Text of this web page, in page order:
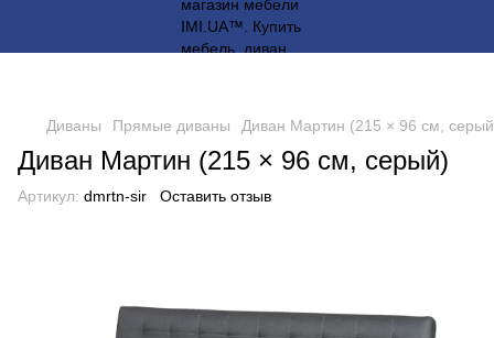
Диваны Прямые диваны Диван Мартин (215 × 96 см,
Диван Мартин (215 × 96 см, серый)
Артикул: dmrtn-sir Оставить отзыв